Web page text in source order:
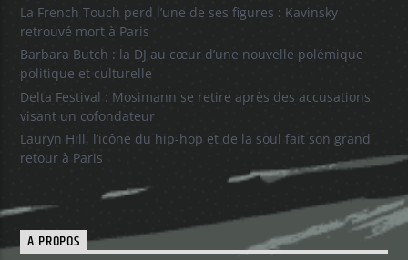
La French Touch perd l’une de ses figures : Kavinsky
retrouvé mort à Paris
Barbara Butch : la DJ au cœur d’une nouvelle polémique
politique et culturelle
Delta Festival : Mosimann se retire après des accusations
visant un cofondateur
Lauryn Hill, l’icône du hip-hop et de la soul fait son grand
retour à Paris
A PROPOS